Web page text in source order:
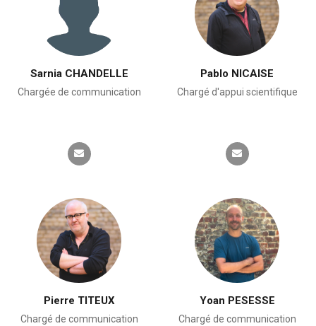
Sarnia CHANDELLE
Chargée de communication
Pablo NICAISE
Chargé d'appui scientifique
Pierre TITEUX
Chargé de communication
Yoan PESESSE
Chargé de communication